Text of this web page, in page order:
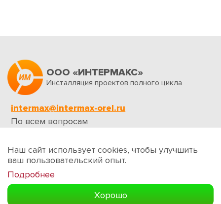
ООО «ИНТЕРМАКС»
Инсталляция проектов полного цикла
intermax@intermax-orel.ru
По всем вопросам
Обратная связь
Наш сайт использует cookies, чтобы улучшить
ваш пользовательский опыт.
Подробнее
Хорошо